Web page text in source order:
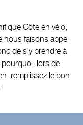
Côte en vélo,
nous faisons appel
de s’y prendre à
pourquoi, lors de
remplissez le bon